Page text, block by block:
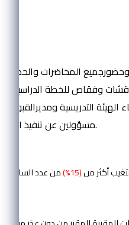
وحضورجميع المحاضرات والحصص
التدريسية ومديرالقبول
مسؤولين عن تنفيذ احكام الدوام.
أكثر من(15%)